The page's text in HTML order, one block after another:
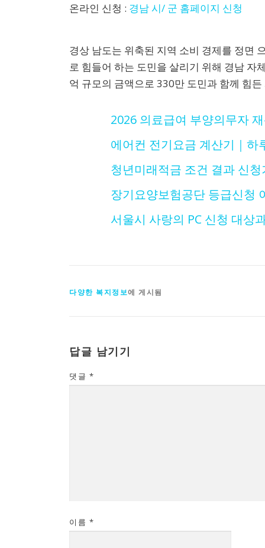
온라인 신청 : 경남 시/ 군 홈페이지 신청
경상 남도는 위축된 지역 소비 경제를 정면
로 힘들어 하는 도민을 살리기 위해 경남 자
억 규모의 금액으로 330만 도민과 함께 힘
2026 의료급여 부양의무자
에어컨 전기요금 계산기｜하
청년미래적금 조건 결과 신
장기요양보험공단 등급신청
서울시 사랑의 PC 신청 대상
다양한 복지정보에 게시됨
답글 남기기
댓글 *
이름 *